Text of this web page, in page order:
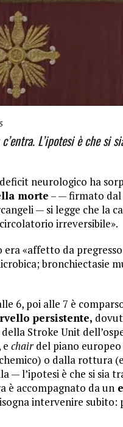
L’ipotesi è che
neurologico ha
morte – — firmato dal
— si legge che la
irreversibile».
era «affetto da
bronchiectasie
6, poi alle 7 è
persistente,
Stroke Unit
chair del piano europeo
o dalla rottura
— l’ipotesi è che si sia
è accompagnato da un
intervenire